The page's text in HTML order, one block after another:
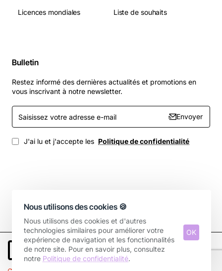
Nous utilisons des cookies 🍪
Nous utilisons des cookies et d'autres
technologies similaires pour améliorer votre
expérience de navigation et les fonctionnalités
de notre site. Pour en savoir plus, consultez
notre Politique de confidentialité.
OK
Ajouter au panier
Licences mondiales Liste de souhaits
Bulletin
Restez informé des dernières actualités et promotions en
vous inscrivant à notre newsletter.
Saisissez
votre
adresse
e-
mail
Envoyer
J'ai lu et j'accepte les Politique de confidentialité